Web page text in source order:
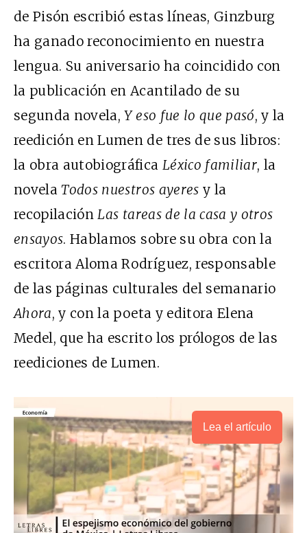
de Pisón escribió estas líneas, Ginzburg
ha ganado reconocimiento en nuestra
lengua. Su aniversario ha coincidido con
la publicación en Acantilado de su
segunda novela,Y eso fue lo que pasó, y la
reedición en Lumen de tres de sus libros:
la obra autobiográfica Léxico familiar, la
novelaTodos nuestros ayeres y la
recopilaciónLas tareas de la casa y otros
ensayos. Hablamos sobre su obra con la
escritora Aloma Rodríguez, responsable
de las páginas culturales del semanario
Ahora, y con la poeta y editora Elena
Medel, que ha escrito los prólogos de las
reediciones de Lumen.
Lea el artículo